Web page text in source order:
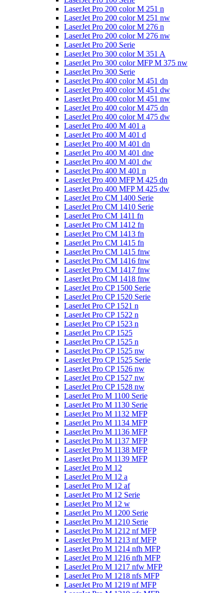
LaserJet Pro 200 color M 251 n
LaserJet Pro 200 color M 251 nw
LaserJet Pro 200 color M 276 n
LaserJet Pro 200 color M 276 nw
LaserJet Pro 200 Serie
LaserJet Pro 300 color M 351 A
LaserJet Pro 300 color MFP M 375 nw
LaserJet Pro 300 Serie
LaserJet Pro 400 color M 451 dn
LaserJet Pro 400 color M 451 dw
LaserJet Pro 400 color M 451 nw
LaserJet Pro 400 color M 475 dn
LaserJet Pro 400 color M 475 dw
LaserJet Pro 400 M 401 a
LaserJet Pro 400 M 401 d
LaserJet Pro 400 M 401 dn
LaserJet Pro 400 M 401 dne
LaserJet Pro 400 M 401 dw
LaserJet Pro 400 M 401 n
LaserJet Pro 400 MFP M 425 dn
LaserJet Pro 400 MFP M 425 dw
LaserJet Pro CM 1400 Serie
LaserJet Pro CM 1410 Serie
LaserJet Pro CM 1411 fn
LaserJet Pro CM 1412 fn
LaserJet Pro CM 1413 fn
LaserJet Pro CM 1415 fn
LaserJet Pro CM 1415 fnw
LaserJet Pro CM 1416 fnw
LaserJet Pro CM 1417 fnw
LaserJet Pro CM 1418 fnw
LaserJet Pro CP 1500 Serie
LaserJet Pro CP 1520 Serie
LaserJet Pro CP 1521 n
LaserJet Pro CP 1522 n
LaserJet Pro CP 1523 n
LaserJet Pro CP 1525
LaserJet Pro CP 1525 n
LaserJet Pro CP 1525 nw
LaserJet Pro CP 1525 Serie
LaserJet Pro CP 1526 nw
LaserJet Pro CP 1527 nw
LaserJet Pro CP 1528 nw
LaserJet Pro M 1100 Serie
LaserJet Pro M 1130 Serie
LaserJet Pro M 1132 MFP
LaserJet Pro M 1134 MFP
LaserJet Pro M 1136 MFP
LaserJet Pro M 1137 MFP
LaserJet Pro M 1138 MFP
LaserJet Pro M 1139 MFP
LaserJet Pro M 12
LaserJet Pro M 12 a
LaserJet Pro M 12 af
LaserJet Pro M 12 Serie
LaserJet Pro M 12 w
LaserJet Pro M 1200 Serie
LaserJet Pro M 1210 Serie
LaserJet Pro M 1212 nf MFP
LaserJet Pro M 1213 nf MFP
LaserJet Pro M 1214 nfh MFP
LaserJet Pro M 1216 nfh MFP
LaserJet Pro M 1217 nfw MFP
LaserJet Pro M 1218 nfs MFP
LaserJet Pro M 1219 nf MFP